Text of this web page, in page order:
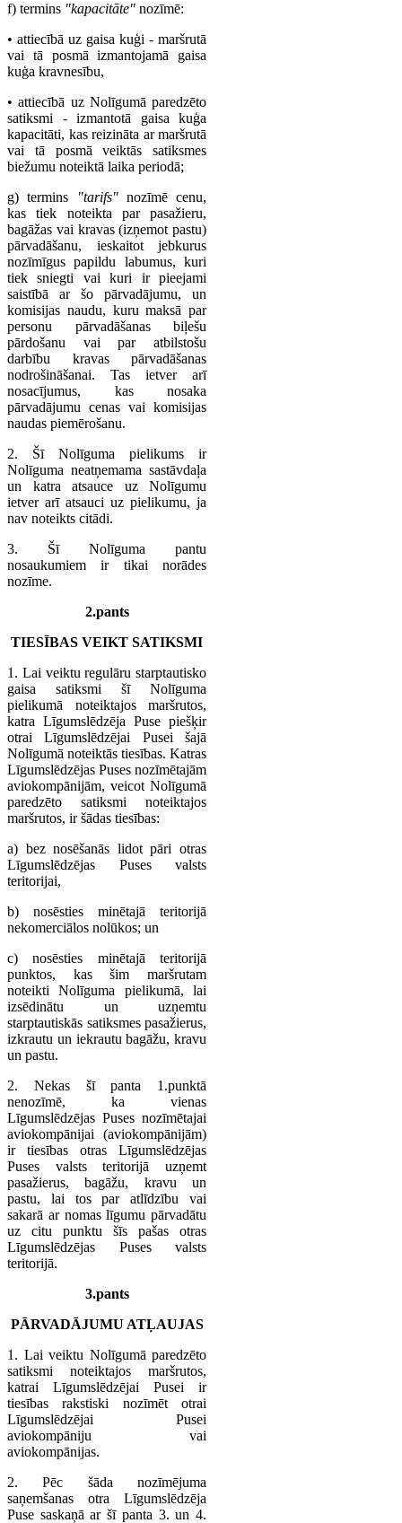
f) termins "kapacitāte" nozīmē:
• attiecībā uz gaisa kuģi - maršrutā
vai tā posmā izmantojamā gaisa
kuģa kravnesību,
• attiecībā uz Nolīgumā paredzēto
satiksmi - izmantotā gaisa kuģa
kapacitāti, kas reizināta ar maršrutā
vai tā posmā veiktās satiksmes
biežumu noteiktā laika periodā;
g) termins
"tarifs"nozīmē cenu,
kas tiek noteikta par pasažieru,
bagāžas vai kravas (izņemot pastu)
pārvadāšanu, ieskaitot jebkurus
nozīmīgus papildu labumus, kuri
tiek sniegti vai kuri ir pieejami
saistībā ar šo pārvadājumu, un
komisijas naudu, kuru maksā par
personu pārvadāšanas biļešu
pārdošanu vai par atbilstošu
darbību kravas pārvadāšanas
nodrošināšanai. Tas ietver arī
nosacījumus, kas nosaka
pārvadājumu cenas vai komisijas
naudas piemērošanu.
2. Šī Nolīguma pielikums ir
Nolīguma neatņemama sastāvdaļa
un katra atsauce uz Nolīgumu
ietver arī atsauci uz pielikumu, ja
nav noteikts citādi.
3. Šī Nolīguma pantu
nosaukumiem ir tikai norādes
nozīme.
2.pants
TIESĪBAS VEIKT SATIKSMI
1. Lai veiktu regulāru starptautisko
gaisa satiksmi šī Nolīguma
pielikumā noteiktajos maršrutos,
katra Līgumslēdzēja Puse piešķir
otrai Līgumslēdzējai Pusei šajā
Nolīgumā noteiktās tiesības. Katras
Līgumslēdzējas Puses nozīmētajām
aviokompānijām, veicot Nolīgumā
paredzēto satiksmi noteiktajos
maršrutos, ir šādas tiesības:
a) bez nosēšanās lidot pāri otras
Līgumslēdzējas Puses valsts
teritorijai,
b) nosēsties minētajā teritorijā
nekomerciālos nolūkos; un
c) nosēsties minētajā teritorijā
punktos, kas šim maršrutam
noteikti Nolīguma pielikumā, lai
izsēdinātu un uzņemtu
starptautiskās satiksmes pasažierus,
izkrautu un iekrautu bagāžu, kravu
un pastu.
2. Nekas šī panta 1.punktā
nenozīmē, ka vienas
Līgumslēdzējas Puses nozīmētajai
aviokompānijai (aviokompānijām)
ir tiesības otras Līgumslēdzējas
Puses valsts teritorijā uzņemt
pasažierus, bagāžu, kravu un
pastu, lai tos par atlīdzību vai
sakarā ar nomas līgumu pārvadātu
uz citu punktu šīs pašas otras
Līgumslēdzējas Puses valsts
teritorijā.
3.pants
PĀRVADĀJUMU ATĻAUJAS
1. Lai veiktu Nolīgumā paredzēto
satiksmi noteiktajos maršrutos,
katrai Līgumslēdzējai Pusei ir
tiesības rakstiski nozīmēt otrai
Līgumslēdzējai Pusei
aviokompāniju vai
aviokompānijas.
2. Pēc šāda nozīmējuma
saņemšanas otra Līgumslēdzēja
Puse saskaņā ar šī panta 3. un 4.